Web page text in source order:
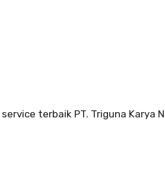
terbaik PT. Triguna Karya